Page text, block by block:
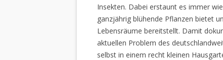
Insekten. Dabei erstaunt es immer
ganzjährig blühende Pflanzen bietet
Lebensräume bereitstellt. Damit
aktuellen Problem des
selbst in einem recht kleinen